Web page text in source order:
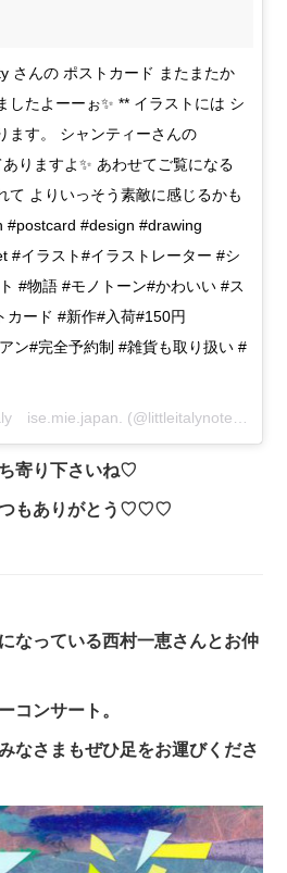
さんの ポストカード またまたか
したよーーぉ✨ ** イラストには シ
ます。 シャンティーさんの
りますよ✨ あわせてご覧になる
て よりいっそう素敵に感じるかも
#postcard #design #drawing
#イラスト#イラストレーター #シ
#物語 #モノトーン#かわいい #ス
カード #新作#入荷#150円
ン#完全予約制 #雑貨も取り扱い #
ise.mie.japan. (@littleitalynote) on
寄り下さいね♡
つもありがとう♡♡♡
なっている西村一恵さんとお仲
コンサート。
なさまもぜひ足をお運びくださ